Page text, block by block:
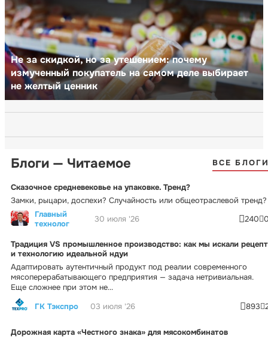
Не за скидкой, но за утешением: почему
измученный покупатель на самом деле выбирает
не желтый ценник
Блоги — Читаемое ВСЕ
Сказочное средневековье на упаковке. Тренд?
Замки, рыцари, доспехи? Случайность или общеотраслевой тренд?
Главный
технолог
30 июля '26 240
Традиция VS промышленное производство: как мы искали рецепт
и технологию идеальной ндуи
Адаптировать аутентичный продукт под реалии современного
мясоперерабатывающего предприятия — задача нетривиальная.
Еще сложнее при этом не...
ГК Тэкспро
03 июля '26 893
Дорожная карта «Честного знака» для мясокомбинатов